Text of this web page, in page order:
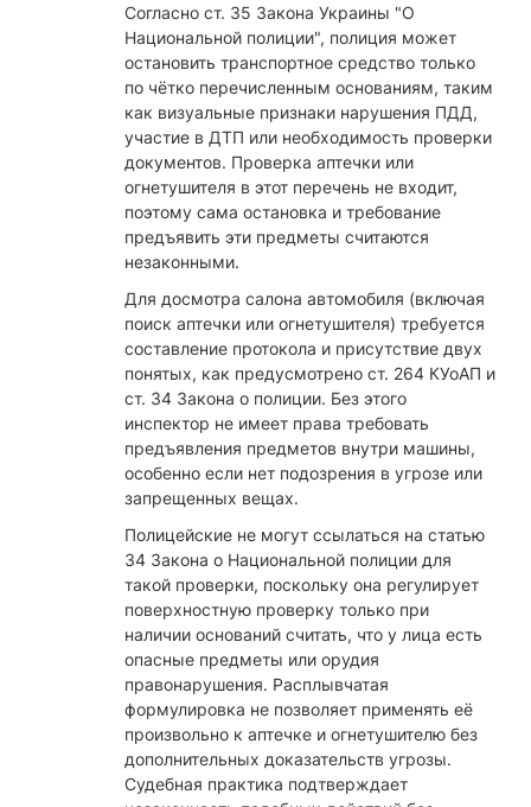
Согласно ст. 35 Закона Украины "О
Национальной полиции", полиция может
остановить транспортное средство только
по чётко перечисленным основаниям, таким
как визуальные признаки нарушения ПДД,
участие в ДТП или необходимость проверки
документов. Проверка аптечки или
огнетушителя в этот перечень не входит,
поэтому сама остановка и требование
предъявить эти предметы считаются
незаконными.
Для досмотра салона автомобиля (включая
поиск аптечки или огнетушителя) требуется
составление протокола и присутствие двух
понятых, как предусмотрено ст. 264 КУоАП и
ст. 34 Закона о полиции. Без этого
инспектор не имеет права требовать
предъявления предметов внутри машины,
особенно если нет подозрения в угрозе или
запрещенных вещах.
Полицейские не могут ссылаться на статью
34 Закона о Национальной полиции для
такой проверки, поскольку она регулирует
поверхностную проверку только при
наличии оснований считать, что у лица есть
опасные предметы или орудия
правонарушения. Расплывчатая
формулировка не позволяет применять её
произвольно к аптечке и огнетушителю без
дополнительных доказательств угрозы.
Судебная практика подтверждает